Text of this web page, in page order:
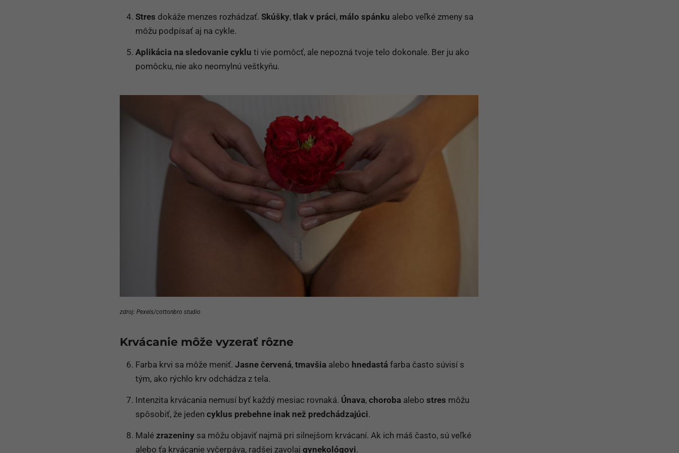
Stres dokáže menzes rozhádzať. Skúšky, tlak v práci, málo spánku alebo veľké zmeny sa
môžu podpísať aj na cykle.
Aplikácia na sledovanie cyklu ti vie pomôcť, ale nepozná tvoje telo dokonale. Ber ju ako
pomôcku, nie ako neomylnú veštkyňu.
zdroj: Pexels/cottonbro studio
Krvácanie môže vyzerať rôzne
Farba krvi sa môže meniť. Jasne červená, tmavšiaalebo hnedastáfarba často súvisí s
tým, ako rýchlo krv odchádza z tela.
Intenzita krvácania nemusí byť každý mesiac rovnaká. Únava, chorobaalebo stres môžu
spôsobiť, že jeden cyklus prebehne inak než predchádzajúci.
Malé zrazeninysa môžu objaviť najmä pri silnejšom krvácaní. Ak ich máš často, sú veľké
alebo ťa krvácanie vyčerpáva, radšej zavolaj gynekológovi.